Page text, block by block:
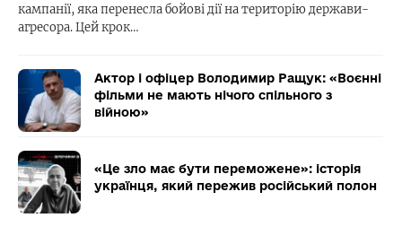
кампанії, яка перенесла бойові дії на територію держави-
агресора. Цей крок…
Актор і офіцер Володимир Ращук: «Воєнні
фільми не мають нічого спільного з
війною»
«Це зло має бути переможене»: історія
українця, який пережив російський полон